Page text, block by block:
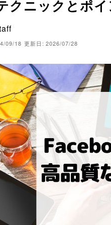
クニックとポ
09/18 更新日: 2026/07/28